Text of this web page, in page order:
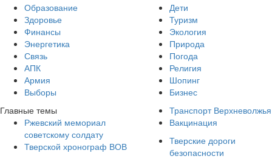
Образование
Здоровье
Финансы
Энергетика
Связь
АПК
Армия
Выборы
Дети
Туризм
Экология
Природа
Погода
Религия
Шопинг
Бизнес
Главные темы
Ржевский мемориал
советскому солдату
Тверской хронограф ВОВ
Транспорт Верхневолжья
Вакцинация
Тверские дороги
безопасности